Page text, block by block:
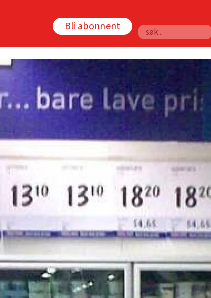
Bli abonnent
Søk